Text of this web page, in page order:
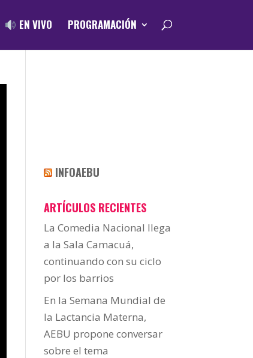
EN VIVO PROGRAMACIÓN
INFOAEBU
ARTÍCULOS RECIENTES
La Comedia Nacional llega
a la Sala Camacuá,
continuando con su ciclo
por los barrios
En la Semana Mundial de
la Lactancia Materna,
AEBU propone conversar
sobre el tema